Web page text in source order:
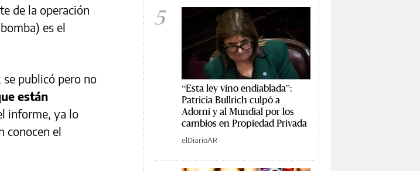
de la operación
es el
publicó pero no
están
informe, ya lo
conocen el
5
“Esta ley vino endiablada”:
Patricia Bullrich culpó a
Adorni y al Mundial por los
cambios en Propiedad Privada
elDiarioAR